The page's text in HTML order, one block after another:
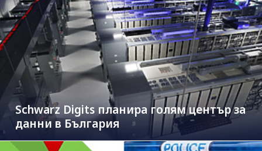
Schwarz Digits планира голям център за
данни в България